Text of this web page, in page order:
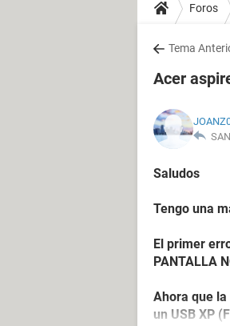
Foros
Tema
Acer
Saludos
Tengo una
El primer
PANTALLA
Ahora que
un USB XP